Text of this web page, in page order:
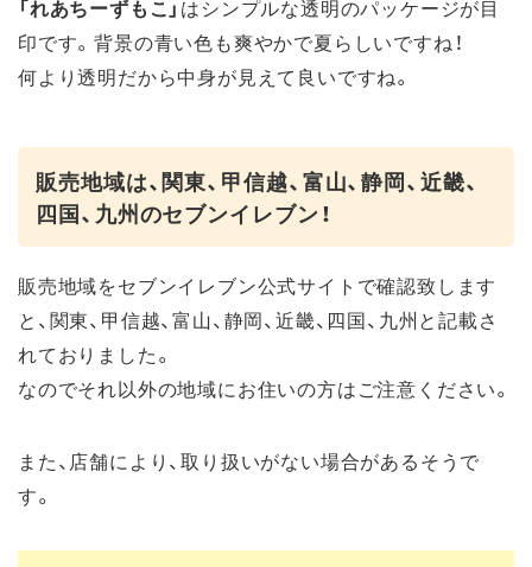
「れあちーずもこ」 はシンプルな透明のパッケージが目
印です。背景の青い色も爽やかで夏らしいですね！
何より透明だから中身が見えて良いですね。
販売地域は、関東、甲信越、富山、静岡、近畿、
四国、九州のセブンイレブン！
販売地域をセブンイレブン公式サイトで確認致します
と、関東、甲信越、富山、静岡、近畿、四国、九州と記載さ
れておりました。
なのでそれ以外の地域にお住いの方はご注意ください。
また、店舗により、取り扱いがない場合があるそうで
す。